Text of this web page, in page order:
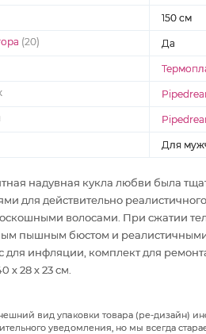
150 см
(20)
Да
Для
надувная кукла любви была
для действительно
волосами. При сжатии
пышным бюстом и реалистичными
для инфляции, комплект для
х 28 х 23 см.
вид упаковки товара (ре-дизайн)
уведомления, но мы всегда